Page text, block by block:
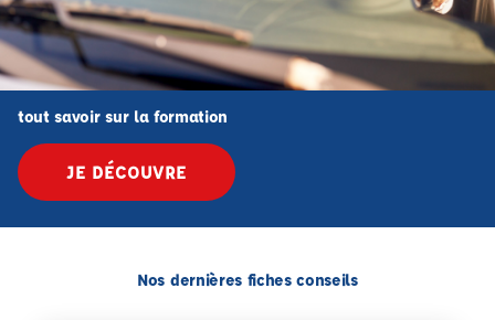
tout savoir sur la formation
JE DÉCOUVRE
Nos dernières fiches conseils